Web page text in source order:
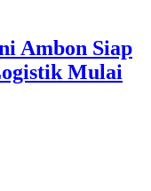
Ambon Siap
Mulai